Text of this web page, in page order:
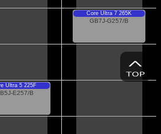
Core Ultra 7 265K
GB7J-G257/B
32GB DDR5-5600
Ultra 5 225F
E257/B